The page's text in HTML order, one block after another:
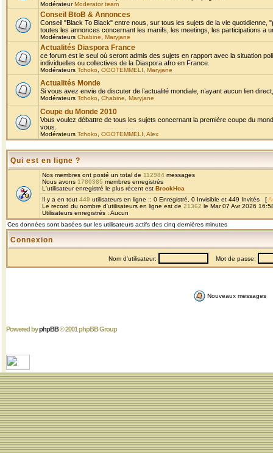
ModérateurModerator team
Conseil BtoB & Annonces
Conseil "Black To Black" entre nous, sur tous les sujets de la vie
toutes les annonces concernant les manifs, les meetings, les participations a
Modérateurs Chabine Maryjane
Actualités Diaspora France
ce forum est le seul où seront admis des sujets en rapport avec la situation
individuelles ou collectives de la Diaspora afro en France.
Modérateurs Tchoko OGOTEMMELI Maryjane
Actualités Monde
Si vous avez envie de discuter de l’actualité mondiale, n’ayant aucun lien
Modérateurs Tchoko Chabine Maryjane
Coupe du Monde 2010
Vous voulez débattre de tous les sujets concernant la première coupe du
vous.
Modérateurs Tchoko OGOTEMMELI Alex
Qui est en ligne ?
Nos membres ont posté un total de 112984 messages
Nous avons 1780385 membres enregistrés
L'utilisateur enregistré le plus récent est BrookHoa
Il y a en tout 449 utilisateurs en ligne :: 0 Enregistré, 0 Invisible et 449 Invités [
Le record du nombre d'utilisateurs en ligne est de 21362 le Mar 07 Avr 2026
Utilisateurs enregistrés : Aucun
Ces données sont basées sur les utilisateurs actifs des cinq dernières minutes
Connexion
Nom d'utilisateur: Mot de passe:
Nouveaux messages
Powered byphpBB© 2001 phpBB Group